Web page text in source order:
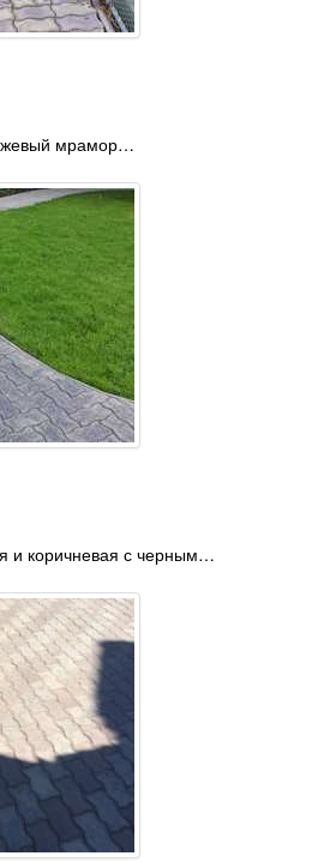
мрамор…
и коричневая с черным…